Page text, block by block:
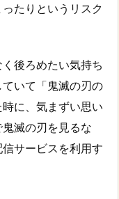
たりというリスク
後ろめたい気持ち
いて「鬼滅の刃の
に、気まずい思い
滅の刃を見るな
サービスを利用す